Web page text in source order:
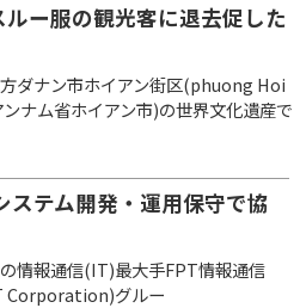
ー服の観光客に退去促した
ダナン市ホイアン街区(phuong Hoi
ナム省ホイアン市)の世界文化遺産で
テム開発・運用保守で協
情報通信(IT)最大手FPT情報通信
Corporation)グルー